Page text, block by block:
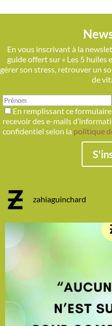
En vous inscrivant à la
guide offert sur « Les 5 huiles
gérer son stress, retrouver un
de
En remplissant ce
recevoir des e-mails
confidentiel selon la politique
zahiaguinchard